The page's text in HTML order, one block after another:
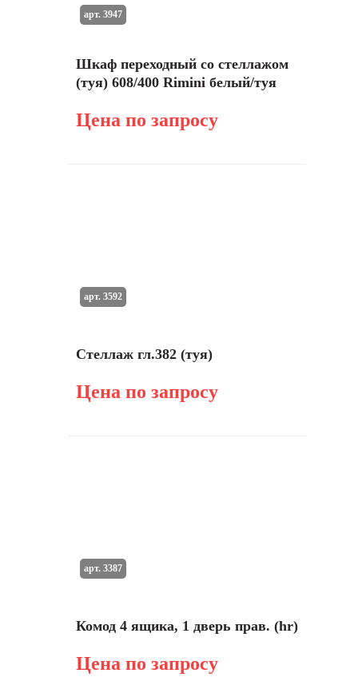
Шкаф переходный со стеллажом
(туя) 608/400 Rimini белый/туя
Цена по запросу
арт. 3947
Стеллаж гл.382 (туя)
Цена по запросу
арт. 3592
Комод 4 ящика, 1 дверь прав. (hr)
Цена по запросу
арт. 3387